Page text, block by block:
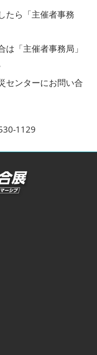
たら「主催者事務
「主催者事務局」
センターにお問い合
1129